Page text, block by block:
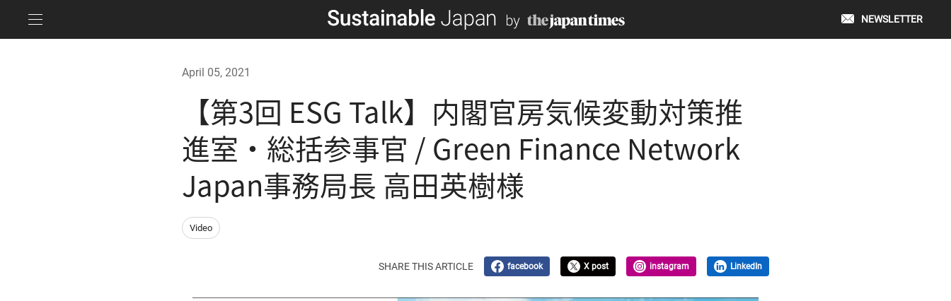
NEWSLETTER
April 05, 2021
【第3回 ESG Talk】内閣官房気候変動対策推
進室・総括参事官 / Green Finance Network
Japan事務局長 高田英樹様
Video
SHARE THIS ARTICLE facebook X post instagram LinkedIn